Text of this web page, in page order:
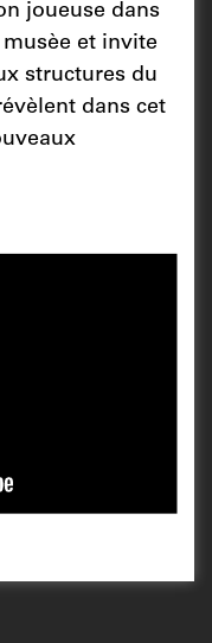
joueuse dans
et invite
structures du
dans cet